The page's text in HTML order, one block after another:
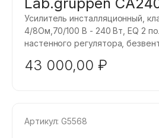
Усилитель инсталляционный,
4/8Ом,70/100 B - 240 Вт, EQ 2
настенного регулятора,
43 000,00 ₽
Артикул: G5568